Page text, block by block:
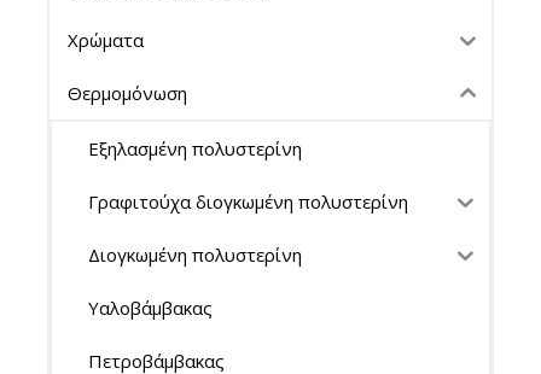
Χρώματα
Θερμομόνωση
Εξηλασμένη πολυστερίνη
Γραφιτούχα διογκωμένη πολυστερίνη
Διογκωμένη πολυστερίνη
Υαλοβάμβακας
Πετροβάμβακας